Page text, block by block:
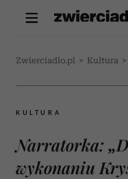
Zwierciadlo.pl > Kultura >
KULTURA
Narratorka:
wykonaniu